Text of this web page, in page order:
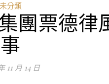
未分類
團票德
事
11 月 14 日